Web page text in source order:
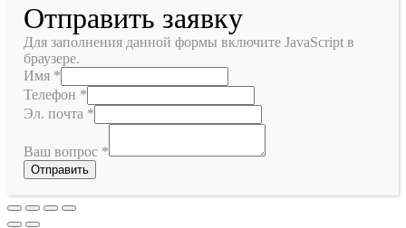
Отправить заявку
Для заполнения данной формы включите JavaScript в
браузере.
Имя *
Телефон *
Эл. почта *
Ваш вопрос *
Отправить